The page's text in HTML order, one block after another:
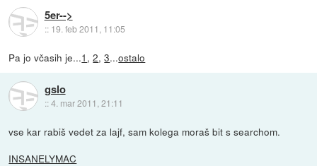
5er-->
:: 19. feb 2011, 11:05
Pa jo včasih je...1 ,2,3...ostalo
gslo
::4. mar 2011, 21:11
vse kar rabiš vedet za lajf, sam kolega moraš bit s searchom.
INSANELYMAC